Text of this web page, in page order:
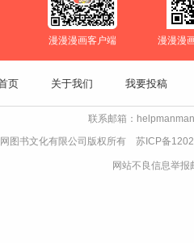
漫漫漫画客户端 漫漫漫
页 关于我们 我要投稿
联系邮箱：
图书文化有限公司版权所有 苏ICP备
网站不良信息举